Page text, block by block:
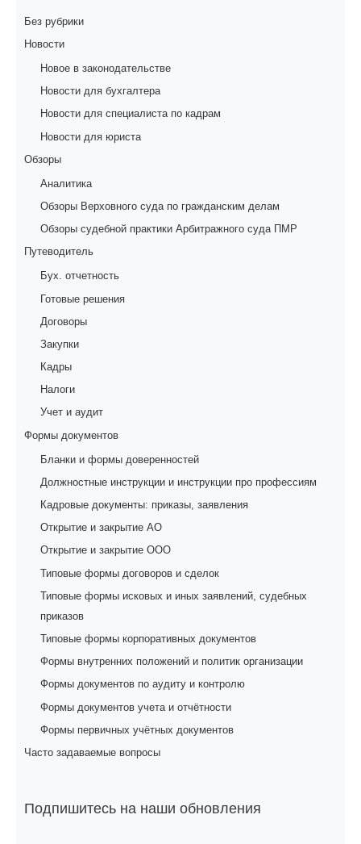
Без рубрики
Новости
Новое в законодательстве
Новости для бухгалтера
Новости для специалиста по кадрам
Новости для юриста
Обзоры
Аналитика
Обзоры Верховного суда по гражданским делам
Обзоры судебной практики Арбитражного суда ПМР
Путеводитель
Бух. отчетность
Готовые решения
Договоры
Закупки
Кадры
Налоги
Учет и аудит
Формы документов
Бланки и формы доверенностей
Должностные инструкции и инструкции про профессиям
Кадровые документы: приказы, заявления
Открытие и закрытие АО
Открытие и закрытие ООО
Типовые формы договоров и сделок
Типовые формы исковых и иных заявлений, судебных
приказов
Типовые формы корпоративных документов
Формы внутренних положений и политик организации
Формы документов по аудиту и контролю
Формы документов учета и отчётности
Формы первичных учётных документов
Часто задаваемые вопросы
Подпишитесь на наши обновления